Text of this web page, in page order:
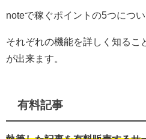
noteで稼ぐポイントの5つについ
それぞれの機能を詳しく知るこ
が出来ます。
有料記事